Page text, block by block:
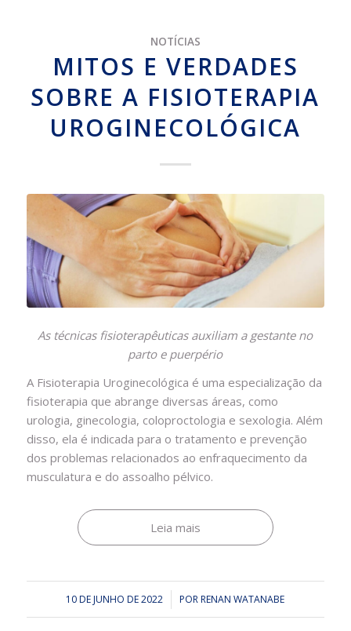
NOTÍCIAS
MITOS E VERDADES
SOBRE A FISIOTERAPIA
UROGINECOLÓGICA
As técnicas fisioterapêuticas auxiliam a gestante no
parto e puerpério
A Fisioterapia Uroginecológica é uma especialização da
fisioterapia que abrange diversas áreas, como
urologia, ginecologia, coloproctologia e sexologia. Além
disso, ela é indicada para o tratamento e prevenção
dos problemas relacionados ao enfraquecimento da
musculatura e do assoalho pélvico.
Leia mais
10 DE JUNHO DE 2022
/ PORRENAN WATANABE